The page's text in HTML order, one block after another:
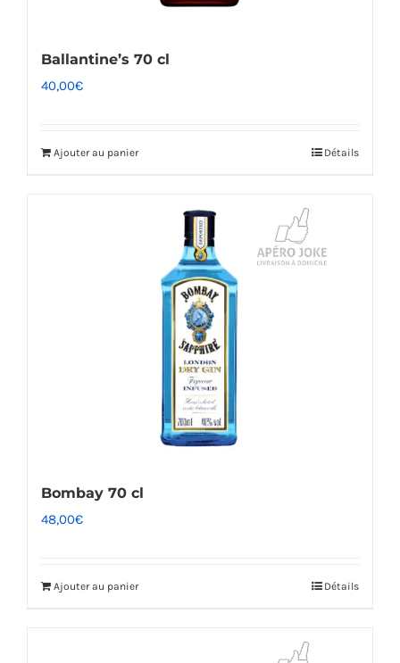
Ballantine’s 70 cl
40,00€
Ajouter au panier Détails
Bombay 70 cl
48,00€
Ajouter au panier Détails